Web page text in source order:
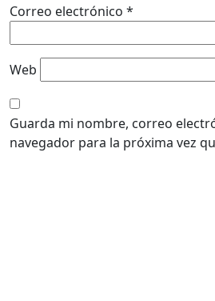
Correo electrónico *
Web
Guarda mi nombre, correo
navegador para la próxima vez